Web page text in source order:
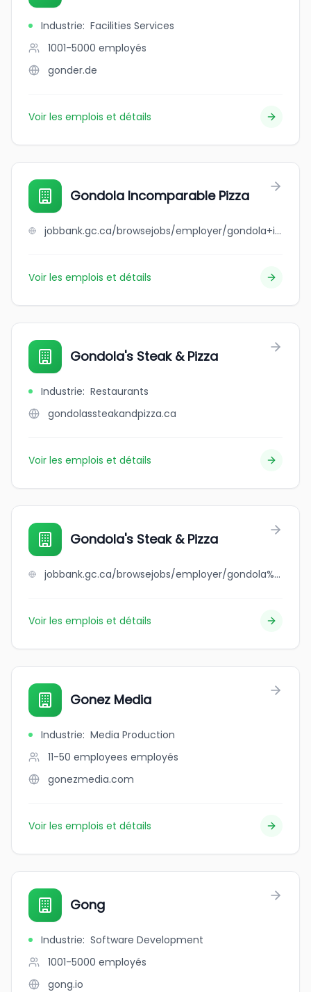
Industrie: Facilities Services
1001-5000 employés
gonder.de
Voir les emplois et détails
Gondola Incomparable Pizza
jobbank.gc.ca/browsejobs/employer/gondola+incomparable+pizza/ca
Voir les emplois et détails
Gondola's Steak & Pizza
Industrie: Restaurants
gondolassteakandpizza.ca
Voir les emplois et détails
Gondola's Steak & Pizza
jobbank.gc.ca/browsejobs/employer/gondola%27s+steak+%26+pizza/ca
Voir les emplois et détails
Gonez Media
Industrie: Media Production
11-50 employees employés
gonezmedia.com
Voir les emplois et détails
Gong
Industrie: Software Development
1001-5000 employés
gong.io